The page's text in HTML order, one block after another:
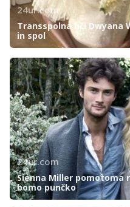
24ur.com
Transspolna hči Dwyana
in spol
24ur.com
Sienna Miller pomotoma
bomo punčko